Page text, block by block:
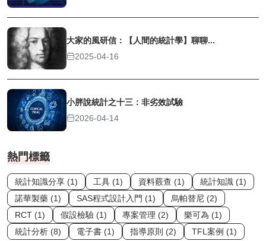
大家的風研信：【人間的統計學】聊聊...
2025-04-16
小胖說統計之十三：非劣效試驗
2026-04-14
熱門標籤
統計知識分享 (1) 工具 (1) 資料覈查 (1)
統計知識 (1)
諾華製藥 (1)
SAS程式設計入門 (1)
烏帕替尼 (2)
RCT (1)
假設檢驗 (1) 專案管理 (2)
樂可為 (1)
統計分析 (8)
電子書 (1) 指導原則 (2) TFL案例 (1)